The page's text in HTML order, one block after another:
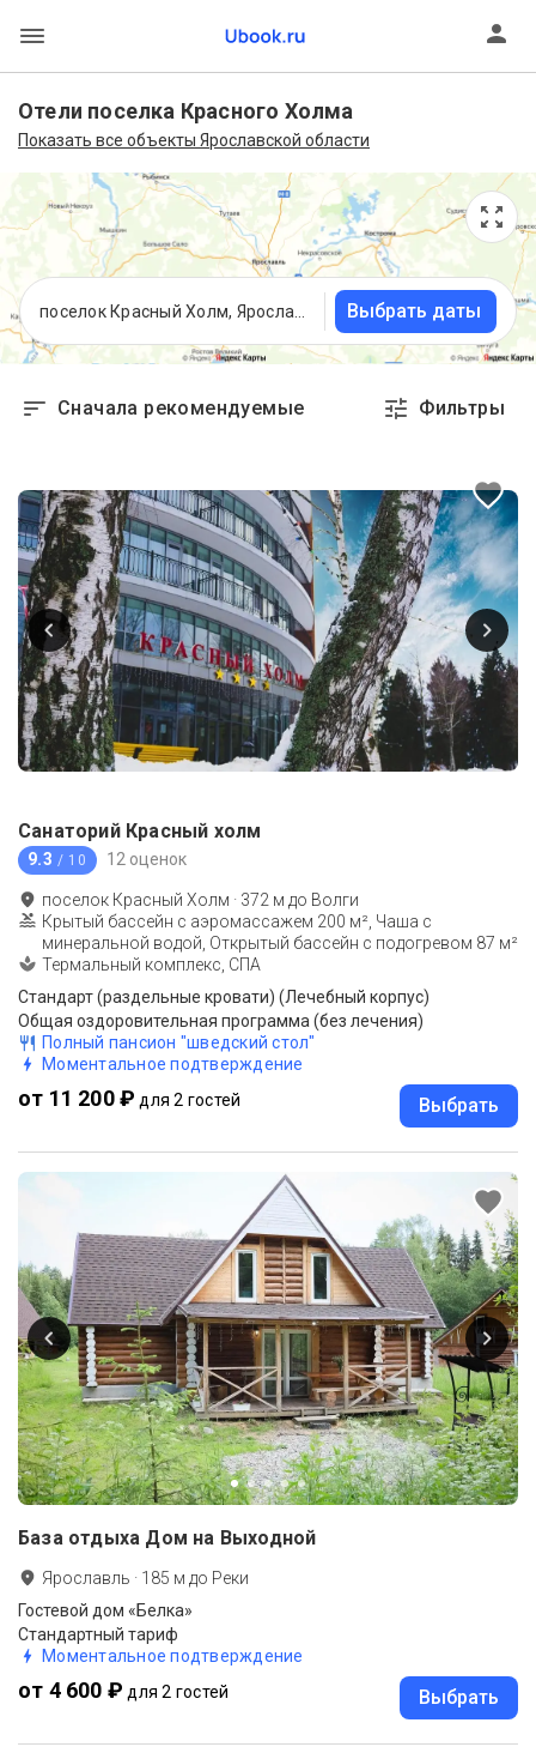
Отели поселка Красного Холма
Показать все объекты Ярославской области
Выбрать даты
Сначала рекомендуемые Фильтры
Санаторий Красный холм
9.3 / 10 12 оценок
поселок Красный Холм · 372 м до Волги
Крытый бассейн с аэромассажем 200 м², Чаша с
минеральной водой, Открытый бассейн с подогревом 87 м²
Термальный комплекс, СПА
Стандарт (раздельные кровати) (Лечебный корпус)
Общая оздоровительная программа (без лечения)
Полный пансион "шведский стол"
Моментальное подтверждение
от 11 200 ₽ для 2 гостей Выбрать
База отдыха Дом на Выходной
Ярославль · 185 м до Реки
Гостевой дом «Белка»
Стандартный тариф
Моментальное подтверждение
от 4 600 ₽ для 2 гостей Выбрать